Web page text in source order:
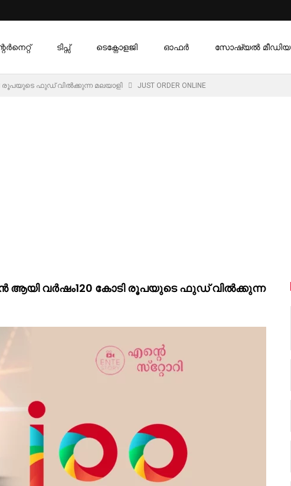
ടിപ്സ് ടെക്നോളജി ഓഫര്‍ സോഷ്യൽ മീഡിയ
ഫുഡ് വിൽക്കുന്ന മലയാളി JUST ORDER ONLINE
ആയി വർഷം120 കോടി രൂപയുടെ ഫുഡ് വിൽക്കുന്ന